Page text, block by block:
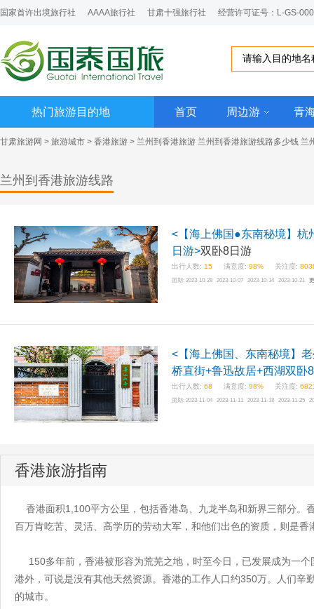
国家首许出境旅行社 AAAA旅行社 甘肃十强旅行社 经营许可证号：L-GS-
热门旅游目的地 首页 周边游 青
甘肃旅游网 > 旅游城市 > 香港旅游 > 兰州到香港旅游 兰州到香港旅游线路多少钱 兰
兰州到香港旅游线路
<【海上佛国●东南秘境】杭
日游>双卧8日游
出行人数: 15 满意度: 98% 关注度:
团期: 2023-10-28 2023-10-07 2023-10-14 2023-10-21
<【海上佛国、东南秘境】
桥直街+鲁迅故居+西湖双卧
出行人数: 68 满意度: 98% 关注度:
团期: 2023-11-04 2023-11-11 2023-11-18 2023-11-25
香港旅游指南
香港面积1,100平方公里，包括香港岛、九龙半岛和新界三部分。
百万肯吃苦、灵活、高学历的劳动大军，和他们出色的资质，则是
150多年前，香港被形容为荒芜之地，时至今日，已发展成为一
港外，可说是没有其他天然资源。香港的工作人口约350万。人们
的城市。